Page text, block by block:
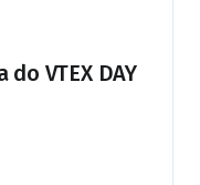
VTEX DAY